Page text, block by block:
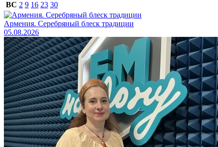
ВС 2 9 16 23 30
Армения. Серебряный блеск традиции
05.08.2026